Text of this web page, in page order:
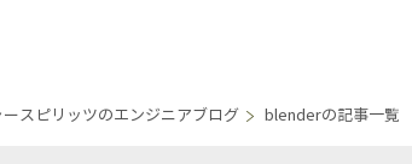
ースピリッツのエンジニアブログ blenderの記事一覧